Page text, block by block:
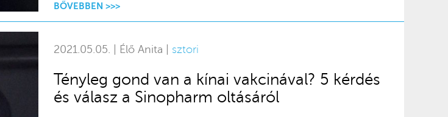
2021.05.05. | Élő Anita | sztori
Tényleg gond van a kínai vakcinával? 5 kérdés
és válasz a Sinopharm oltásáról
BŐVEBBEN >>>